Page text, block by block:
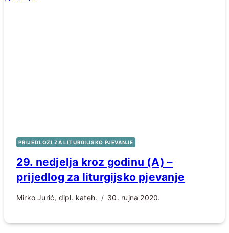
PRIJEDLOZI ZA LITURGIJSKO PJEVANJE
29. nedjelja kroz godinu (A) –
prijedlog za liturgijsko pjevanje
Mirko Jurić, dipl. kateh. 30. rujna 2020.